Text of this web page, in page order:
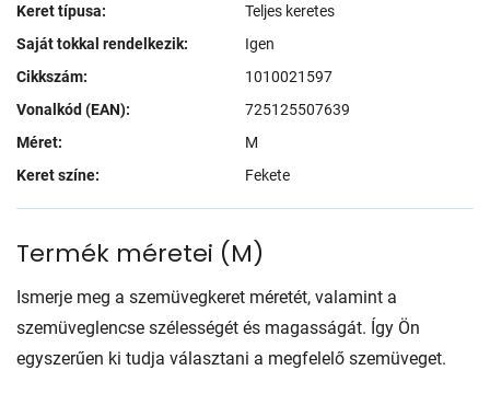
Keret típusa:
Teljes keretes
Saját tokkal rendelkezik:
Igen
Cikkszám:
1010021597
Vonalkód (EAN):
725125507639
Méret:
M
Keret színe:
Fekete
Termék méretei (M)
Ismerje meg a szemüvegkeret méretét, valamint a
szemüveglencse szélességét és magasságát. Így Ön
egyszerűen ki tudja választani a megfelelő szemüveget.